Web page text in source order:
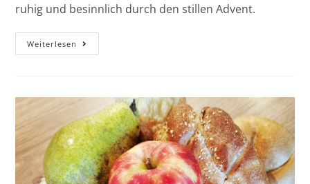
ruhig und besinnlich durch den stillen Advent.
Weiterlesen